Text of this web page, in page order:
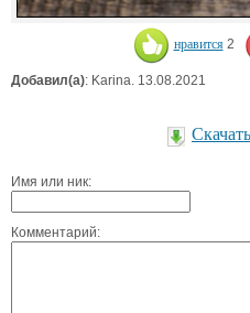
нравится 2
Добавил(а): Karina. 13.08.2021
Имя или ник:
Комментарий: